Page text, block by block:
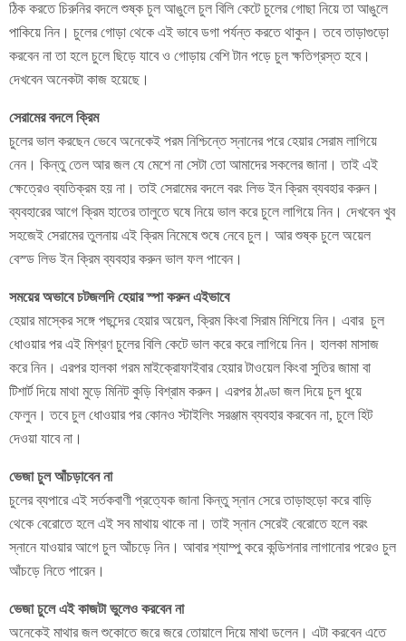
ঠিক করতে চিরুনির বদলে শুষ্ক চুল আঙুলে চুল বিলি কেটে চুলের গোছা নিয়ে তা আঙুলে
পাকিয়ে নিন। চুলের গোড়া থেকে এই ভাবে ডগা পর্যন্ত করতে থাকুন। তবে তাড়াগুড়ো
করবেন না তা হলে চুলে ছিড়ে যাবে ও গোড়ায় বেশি টান পড়ে চুল ক্ষতিগ্রস্ত হবে।
দেখবেন অনেকটা কাজ হয়েছে।
সেরামের বদলে ক্রিম
চুলের ভাল করছেন ভেবে অনেকেই পরম নিশ্চিন্তে স্নানের পরে হেয়ার সেরাম লাগিয়ে
নেন। কিন্তু তেল আর জল যে মেশে না সেটা তো আমাদের সকলের জানা। তাই এই
ক্ষেত্রেও ব্যতিক্রম হয় না। তাই সেরামের বদলে বরং লিভ ইন ক্রিম ব্যবহার করুন।
ব্যবহারের আগে ক্রিম হাতের তালুতে ঘষে নিয়ে ভাল করে চুলে লাগিয়ে নিন। দেখবেন খুব
সহজেই সেরামের তুলনায় এই ক্রিম নিমেষে শুষে নেবে চুল। আর শুষ্ক চুলে অয়েল
বেস্ড লিভ ইন ক্রিম ব্যবহার করুন ভাল ফল পাবেন।
সময়ের অভাবে চটজলদি হেয়ার স্পা করুন এইভাবে
হেয়ার মাস্কের সঙ্গে পছন্দের হেয়ার অয়েল, ক্রিম কিংবা সিরাম মিশিয়ে নিন। এবার চুল
ধোওয়ার পর এই মিশ্রণ চুলের বিলি কেটে ভাল করে করে লাগিয়ে নিন। হালকা মাসাজ
করে নিন। এরপর হালকা গরম মাইক্রোফাইবার হেয়ার টাওয়েল কিংবা সুতির জামা বা
টিশার্ট দিয়ে মাথা মুড়ে মিনিট কুড়ি বিশ্রাম করুন। এরপর ঠাণ্ডা জল দিয়ে চুল ধুয়ে
ফেলুন। তবে চুল ধোওয়ার পর কোনও স্টাইলিং সরঞ্জাম ব্যবহার করবেন না, চুলে হিট
দেওয়া যাবে না।
ভেজা চুল আঁচড়াবেন না
চুলের ব্যপারে এই সর্তকবাণী প্রত্যেক জানা কিন্তু স্নান সেরে তাড়াহুড়ো করে বাড়ি
থেকে বেরোতে হলে এই সব মাথায় থাকে না। তাই স্নান সেরেই বেরোতে হলে বরং
স্নানে যাওয়ার আগে চুল আঁচড়ে নিন। আবার শ্যাম্পু করে কন্ডিশনার লাগানোর পরেও চুল
আঁচড়ে নিতে পারেন।
ভেজা চুলে এই কাজটা ভুলেও করবেন না
অনেকেই মাথার জল শুকোতে জরে জরে তোয়ালে দিয়ে মাথা ডলেন। এটা করবেন এতে